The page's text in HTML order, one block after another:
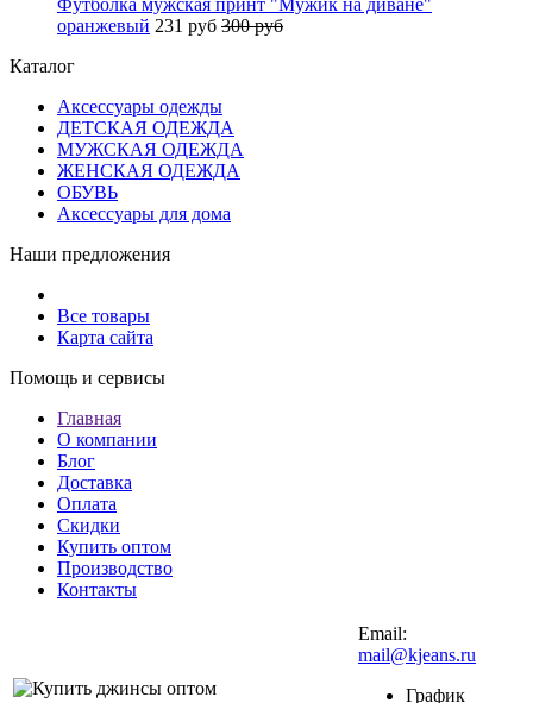
оранжевый 231 руб 300 руб
Каталог
Аксессуары одежды
ДЕТСКАЯ ОДЕЖДА
МУЖСКАЯ ОДЕЖДА
ЖЕНСКАЯ ОДЕЖДА
ОБУВЬ
Аксессуары для дома
Наши предложения
Все товары
Карта сайта
Помощь и сервисы
Главная
О компании
Блог
Доставка
Оплата
Скидки
Купить оптом
Производство
Контакты
Email:
mail@kjeans.ru
График